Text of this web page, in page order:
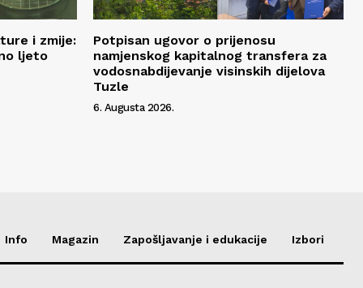
i zmije:
ljeto
Potpisan ugovor o prijenosu
namjenskog kapitalnog transfera za
vodosnabdijevanje visinskih dijelova
Tuzle
6. Augusta 2026.
Info Magazin Zapošljavanje i edukacije Izbori